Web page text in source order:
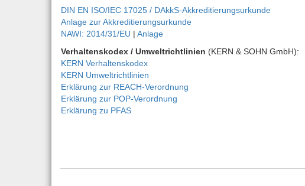
DIN EN ISO/IEC 17025 / DAkkS-Akkreditierungsurkunde
Anlage zur Akkreditierungsurkunde
NAWI: 2014/31/EU | Anlage
Verhaltenskodex / Umweltrichtlinien (KERN & SOHN GmbH):
KERN Verhaltenskodex
KERN Umweltrichtlinien
Erklärung zur REACH-Verordnung
Erklärung zur POP-Verordnung
Erklärung zu PFAS